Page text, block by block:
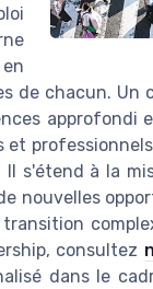
de chacun.
approfondi
Il s'étend à la
nouvelles
consultez
dans le